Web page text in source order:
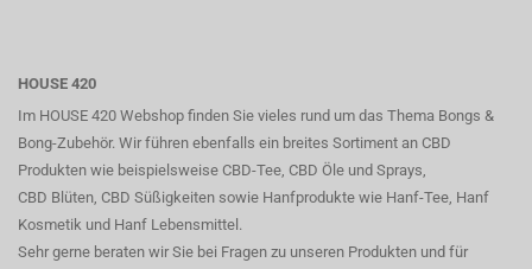
HOUSE 420
Im HOUSE 420 Webshop finden Sie vieles rund um das Thema Bongs &
Bong-Zubehör. Wir führen ebenfalls ein breites Sortiment an CBD
Produkten wie beispielsweise CBD-Tee, CBD Öle und Sprays,
CBD Blüten, CBD Süßigkeiten sowie Hanfprodukte wie Hanf-Tee, Hanf
Kosmetik und Hanf Lebensmittel.
Sehr gerne beraten wir Sie bei Fragen zu unseren Produkten und für